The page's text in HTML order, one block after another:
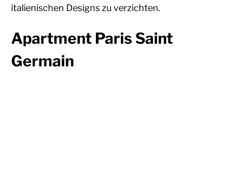
italienischen Designs zu verzichten.
Apartment Paris Saint
Germain